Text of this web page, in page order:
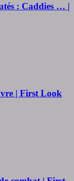
: Caddies … |
| First Look